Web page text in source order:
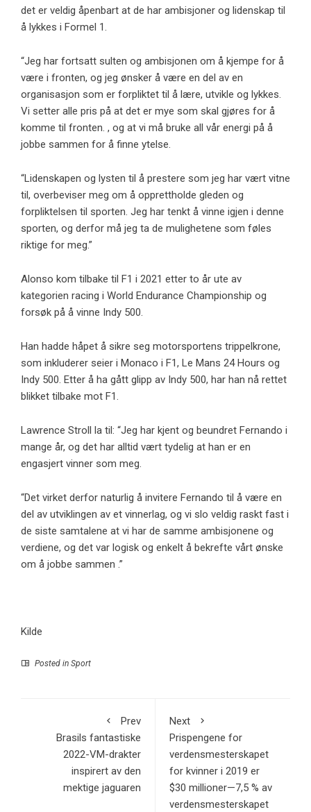
det er veldig åpenbart at de har ambisjoner og lidenskap til
å lykkes i Formel 1.
“Jeg har fortsatt sulten og ambisjonen om å kjempe for å
være i fronten, og jeg ønsker å være en del av en
organisasjon som er forpliktet til å lære, utvikle og lykkes.
Vi setter alle pris på at det er mye som skal gjøres for å
komme til fronten. , og at vi må bruke all vår energi på å
jobbe sammen for å finne ytelse.
“Lidenskapen og lysten til å prestere som jeg har vært vitne
til, overbeviser meg om å opprettholde gleden og
forpliktelsen til sporten. Jeg har tenkt å vinne igjen i denne
sporten, og derfor må jeg ta de mulighetene som føles
riktige for meg.”
Alonso kom tilbake til F1 i 2021 etter to år ute av
kategorien racing i World Endurance Championship og
forsøk på å vinne Indy 500.
Han hadde håpet å sikre seg motorsportens trippelkrone,
som inkluderer seier i Monaco i F1, Le Mans 24 Hours og
Indy 500. Etter å ha gått glipp av Indy 500, har han nå rettet
blikket tilbake mot F1.
Lawrence Stroll la til: “Jeg har kjent og beundret Fernando i
mange år, og det har alltid vært tydelig at han er en
engasjert vinner som meg.
“Det virket derfor naturlig å invitere Fernando til å være en
del av utviklingen av et vinnerlag, og vi slo veldig raskt fast i
de siste samtalene at vi har de samme ambisjonene og
verdiene, og det var logisk og enkelt å bekrefte vårt ønske
om å jobbe sammen .”
Kilde
Posted in Sport
Prev
Brasils fantastiske
2022-VM-drakter
inspirert av den
mektige jaguaren
Next
Prispengene for
verdensmesterskapet
for kvinner i 2019 er
$30 millioner—7,5 % av
verdensmesterskapet